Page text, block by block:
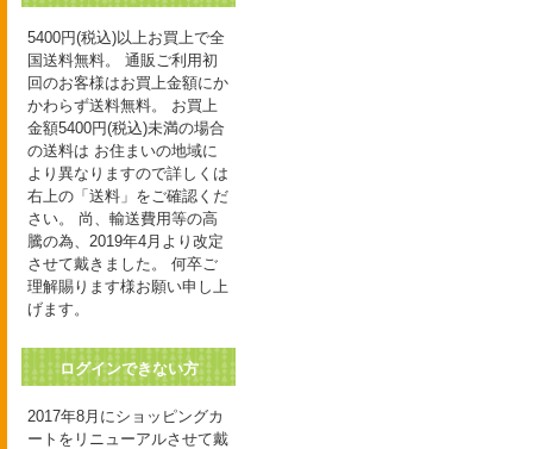
5400円(税込)以上お買上で全
国送料無料。 通販ご利用初
回のお客様はお買上金額にか
かわらず送料無料。 お買上
金額5400円(税込)未満の場合
の送料は お住まいの地域に
より異なりますので詳しくは
右上の「送料」をご確認くだ
さい。 尚、輸送費用等の高
騰の為、2019年4月より改定
させて戴きました。 何卒ご
理解賜ります様お願い申し上
げます。
ログインできない方
2017年8月にショッピングカ
ートをリニューアルさせて戴